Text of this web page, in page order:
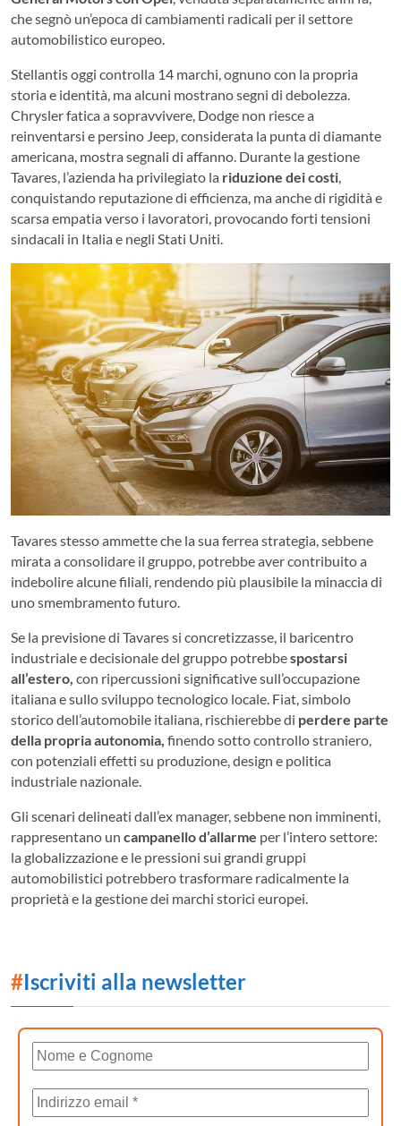
che segnò un’epoca di cambiamenti radicali per il settore
automobilistico europeo.
Stellantis oggi controlla 14 marchi, ognuno con la propria
storia e identità, ma alcuni mostrano segni di debolezza.
Chrysler fatica a sopravvivere, Dodge non riesce a
reinventarsi e persino Jeep, considerata la punta di diamante
americana, mostra segnali di affanno. Durante la gestione
Tavares, l’azienda ha privilegiato la riduzione dei costi
conquistando reputazione di efficienza, ma anche di rigidità e
scarsa empatia verso i lavoratori, provocando forti tensioni
sindacali in Italia e negli Stati Uniti.
Tavares stesso ammette che la sua ferrea strategia, sebbene
mirata a consolidare il gruppo, potrebbe aver contribuito a
indebolire alcune filiali, rendendo più plausibile la minaccia di
uno smembramento futuro.
Se la previsione di Tavares si concretizzasse, il baricentro
industriale e decisionale del gruppo potrebbespostarsi
all’estero, con ripercussioni significative sull’occupazione
italiana e sullo sviluppo tecnologico locale. Fiat, simbolo
storico dell’automobile italiana, rischierebbe di perdere parte
della propria autonomia, finendo sotto controllo straniero,
con potenziali effetti su produzione, design e politica
industriale nazionale.
Gli scenari delineati dall’ex manager, sebbene non imminenti,
rappresentano un campanello d’allarme per l’intero settore:
la globalizzazione e le pressioni sui grandi gruppi
automobilistici potrebbero trasformare radicalmente la
proprietà e la gestione dei marchi storici europei.
#Iscriviti alla newsletter